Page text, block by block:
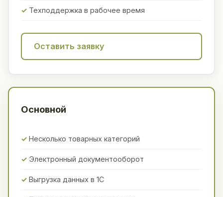
Техподдержка в рабочее время
Оставить заявку
Основной
Несколько товарных категорий
Электронный документооборот
Выгрузка данных в 1С